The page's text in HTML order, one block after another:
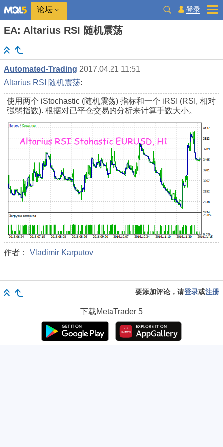
论坛 登录
EA: Altarius RSI 随机震荡
Automated-Trading 2017.04.21 11:51
Altarius RSI 随机震荡:
使用两个 iStochastic (随机震荡) 指标和一个 iRSI (RSI, 相对
强弱指数). 根据对已平仓交易的分析来计算手数大小。
作者： Vladimir Karputov
要添加评论，请登录或注册
下载MetaTrader 5